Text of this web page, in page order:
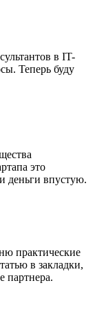
в IT-
Теперь буду
это
деньги впустую.
практические
в закладки,
партнера.